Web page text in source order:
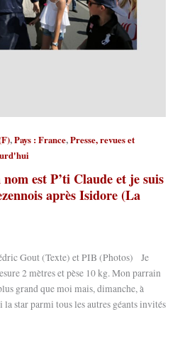
,Pays : France,Presse, revues et
est P’ti Claude et je suis
après Isidore (La
Gout (Texte) et PIB (Photos) Je
2 mètres et pèse 10 kg. Mon parrain
grand que moi mais, dimanche, à
la star parmi tous les autres géants invités